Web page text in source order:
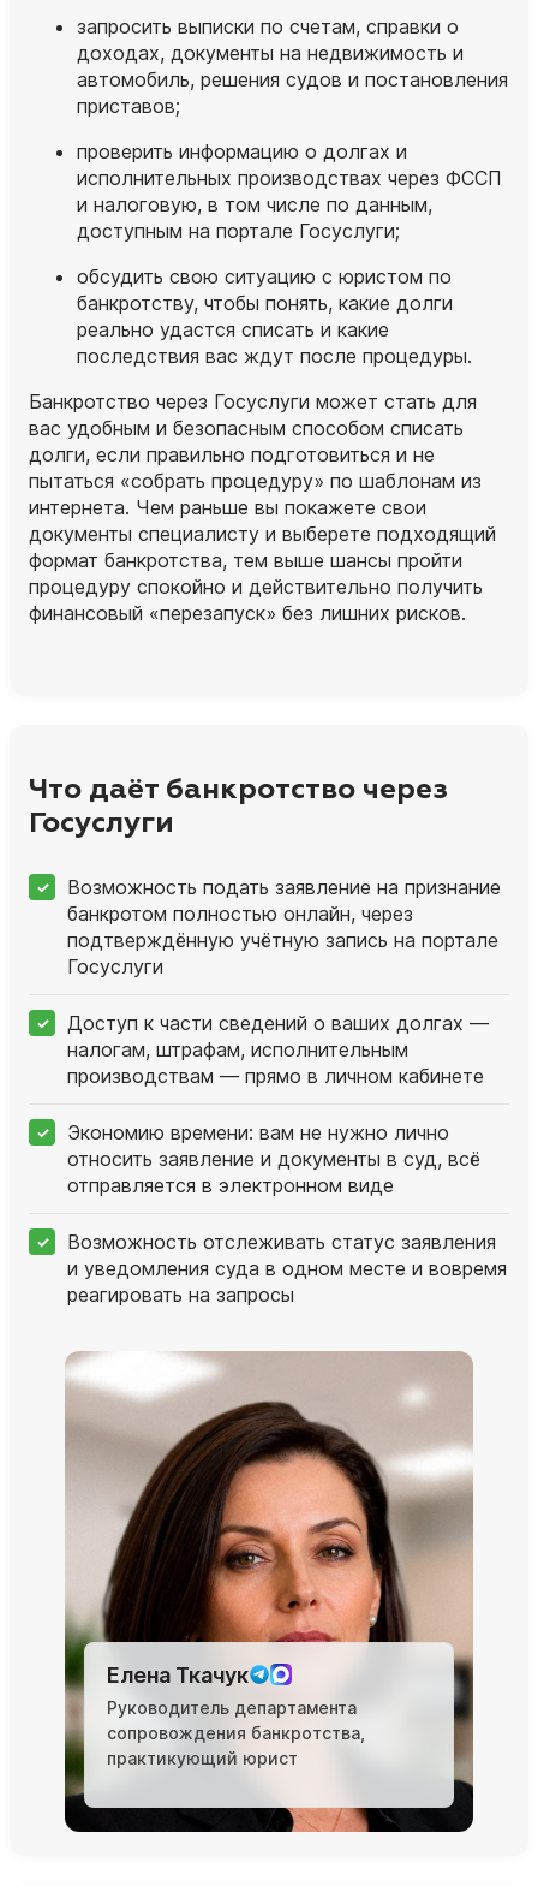
запросить выписки по счетам, справки о
доходах, документы на недвижимость и
автомобиль, решения судов и постановления
приставов;
проверить информацию о долгах и
исполнительных производствах через ФССП
и налоговую, в том числе по данным,
доступным на портале Госуслуги;
обсудить свою ситуацию с юристом по
банкротству, чтобы понять, какие долги
реально удастся списать и какие
последствия вас ждут после процедуры.
Банкротство через Госуслуги может стать для
вас удобным и безопасным способом списать
долги, если правильно подготовиться и не
пытаться «собрать процедуру» по шаблонам из
интернета. Чем раньше вы покажете свои
документы специалисту и выберете подходящий
формат банкротства, тем выше шансы пройти
процедуру спокойно и действительно получить
финансовый «перезапуск» без лишних рисков.
Что даёт банкротство через
Госуслуги
Возможность подать заявление на признание
банкротом полностью онлайн, через
подтверждённую учётную запись на портале
Госуслуги
Доступ к части сведений о ваших долгах —
налогам, штрафам, исполнительным
производствам — прямо в личном кабинете
Экономию времени: вам не нужно лично
относить заявление и документы в суд, всё
отправляется в электронном виде
Возможность отслеживать статус заявления
и уведомления суда в одном месте и вовремя
реагировать на запросы
Елена Ткачук
Руководитель департамента
сопровождения банкротства,
практикующий юрист